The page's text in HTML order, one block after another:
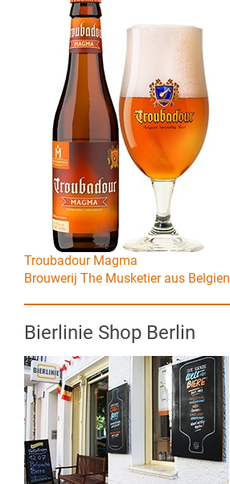
Troubadour Magma
Brouwerij The Musketier aus Belgien
Bierlinie Shop Berlin